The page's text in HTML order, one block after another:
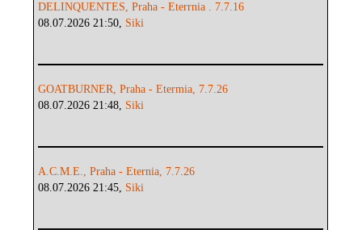
DELINQUENTES, Praha - Eterrnia . 7.7.16
08.07.2026 21:50, Siki
GOATBURNER, Praha - Etermia, 7.7.26
08.07.2026 21:48, Siki
A.C.M.E., Praha - Eternia, 7.7.26
08.07.2026 21:45, Siki